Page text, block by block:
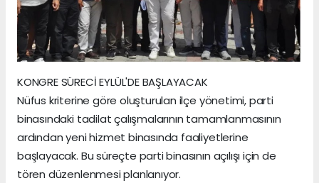
KONGRE SÜRECİ EYLÜL'DE BAŞLAYACAK
Nüfus kriterine göre oluşturulan ilçe yönetimi, parti
binasındaki tadilat çalışmalarının tamamlanmasının
ardından yeni hizmet binasında faaliyetlerine
başlayacak. Bu süreçte parti binasının açılışı için de
tören düzenlenmesi planlanıyor.